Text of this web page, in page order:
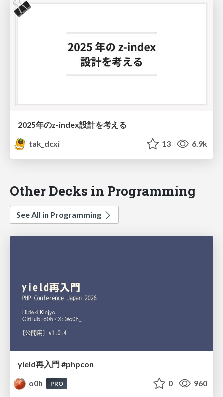
2025年のz-index設計を考える
tak_dcxi
13 6.9k
Other Decks in Programming
See All in Programming
yield再入門 #phpcon
o0h
PRO 0 960